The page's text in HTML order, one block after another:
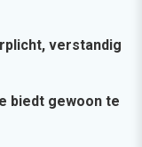
verstandig
biedt gewoon te